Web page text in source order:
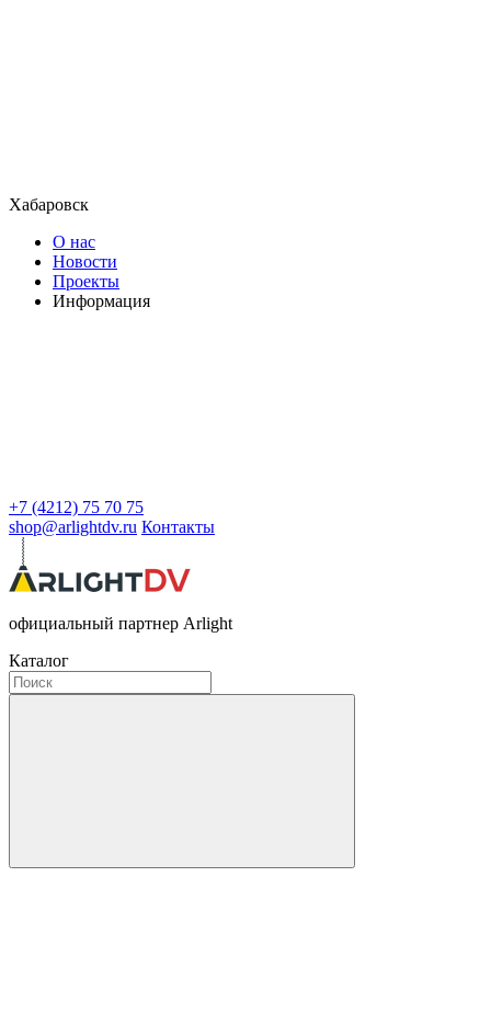
Хабаровск
О нас
Новости
Проекты
Информация
+7 (4212) 75 70 75
shop@arlightdv.ru Контакты
официальный партнер Arlight
Каталог